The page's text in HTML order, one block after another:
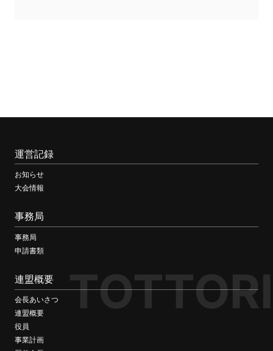
TOTTORI
運営記録
お知らせ
大会情報
事務局
事務局
申請書類
連盟概要
会長あいさつ
連盟概要
役員
事業計画